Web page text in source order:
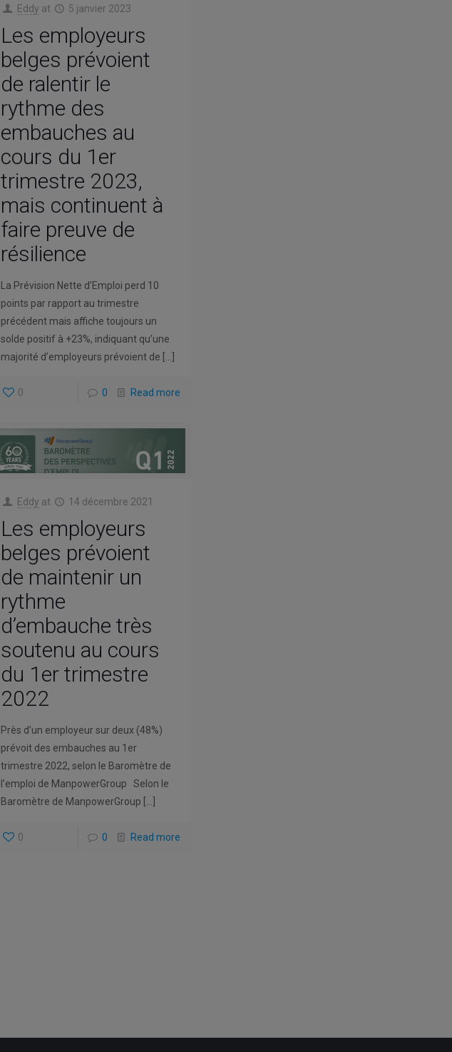
Eddy at 5 janvier 2023
Les employeurs
belges prévoient
de ralentir le
rythme des
embauches au
cours du 1er
trimestre 2023,
mais continuent à
faire preuve de
résilience
La Prévision Nette d’Emploi perd 10
points par rapport au trimestre
précédent mais affiche toujours un
solde positif à +23%, indiquant qu’une
majorité d’employeurs prévoient de
0 0 Read more
Eddy at 14 décembre 2021
Les employeurs
belges prévoient
de maintenir un
rythme
d’embauche très
soutenu au cours
du 1er trimestre
2022
Près d’un employeur sur deux (48%)
prévoit des embauches au 1er
trimestre 2022, selon le Baromètre de
l’emploi de ManpowerGroup Selon le
Baromètre de ManpowerGroup
0 0 Read more